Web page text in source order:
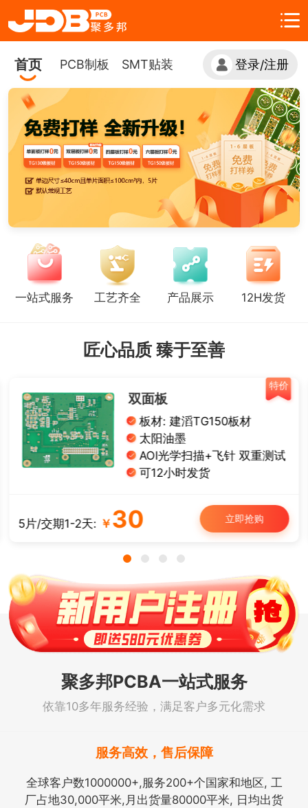
首页 PCB制板 SMT贴装 登录/注册
一站式服务 工艺齐全 产品展示 12H发货
匠心品质 臻于至善
特价
双面板
板材: 建滔TG150板材
太阳油墨
AOI光学扫描+飞针 双重测试
可12小时发货
5片/交期1-2天: ￥ 30 立即抢购
聚多邦PCBA一站式服务
依靠10多年服务经验，满足客户多元化需求
服务高效，售后保障
全球客户数1000000+,服务200+个国家和地区, 工
厂占地30,000平米,月出货量80000平米, 日均出货